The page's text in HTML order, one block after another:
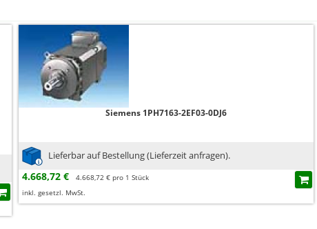
Siemens 1PH7163-2EF03-0DJ6
Lieferbar auf Bestellung (Lieferzeit anfragen).
4.668,72 €
4.668,72 € pro 1 Stück
inkl. gesetzl. MwSt.